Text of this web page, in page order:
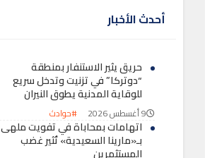
أحدث الأخبار
حريق يثير الاستنفار بمنطقة
“دوتركا” في تزنيت وتدخل سريع
للوقاية المدنية يطوق النيران
9 أغسطس 2026 #حوادث
اتهامات بمحاباة في تفويت ملهى
بـ«مارينا السعيدية» تُثير غضب
المستثمرين